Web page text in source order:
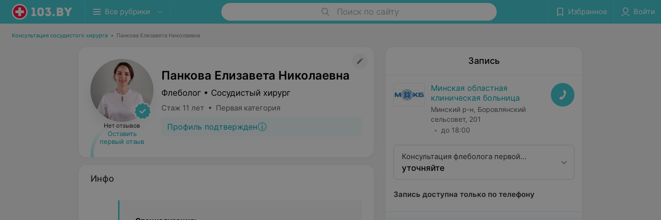
Все рубрики Поиск по сайту Избранное Войти
Консультация сосудистого хирурга • Панкова Елизавета Николаевна
Нет отзывов
Оставить
первый отзыв
Панкова Елизавета Николаевна
Флеболог • Сосудистый хирург
Стаж 11 лет • Первая категория
Профиль подтвержден
Инфо
Запись
Минская областная
клиническая больница
Минский р-н, Боровлянский
сельсовет, 201
до 18:00
Консультация флеболога первой
квалификационной категории
уточняйте
Запись доступна только по телефону